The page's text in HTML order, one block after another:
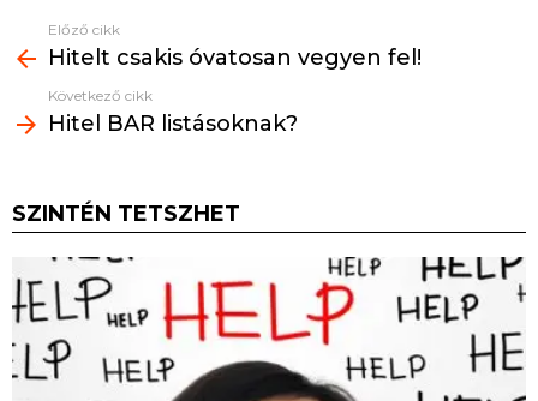
more
Előző cikk
Hitelt csakis óvatosan vegyen fel!
Következő cikk
Hitel BAR listásoknak?
SZINTÉN TETSZHET